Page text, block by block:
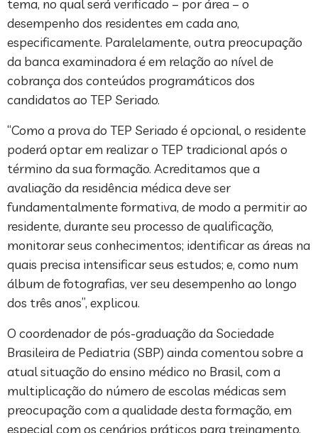
tema, no qual será verificado – por área – o
desempenho dos residentes em cada ano,
especificamente. Paralelamente, outra preocupação
da banca examinadora é em relação ao nível de
cobrança dos conteúdos programáticos dos
candidatos ao TEP Seriado.
“Como a prova do TEP Seriado é opcional, o residente
poderá optar em realizar o TEP tradicional após o
término da sua formação. Acreditamos que a
avaliação da residência médica deve ser
fundamentalmente formativa, de modo a permitir ao
residente, durante seu processo de qualificação,
monitorar seus conhecimentos; identificar as áreas na
quais precisa intensificar seus estudos; e, como num
álbum de fotografias, ver seu desempenho ao longo
dos três anos”, explicou.
O coordenador de pós-graduação da Sociedade
Brasileira de Pediatria (SBP) ainda comentou sobre a
atual situação do ensino médico no Brasil, com a
multiplicação do número de escolas médicas sem
preocupação com a qualidade desta formação, em
especial com os cenários práticos para treinamento.